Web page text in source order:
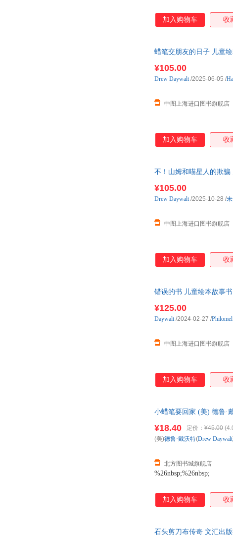
加入购物车 收
蜡笔交朋友的日子 儿童绘
¥105.00
中图上海进口图书旗舰店
Drew Daywalt/2025-06-05 /
加入购物车 收
不！山姆和喵星人的欺骗
¥105.00
中图上海进口图书旗舰店
Drew Daywalt/2025-10-28 /
加入购物车 收
错误的书 儿童绘本故事
¥125.00
中图上海进口图书旗舰店
Daywalt/2024-02-27 /
加入购物车 收
小蜡笔要回家 (美) 德鲁·
%26nbsp;%26nbsp;
¥18.40 定价： ¥45.00
北方图书城旗舰店
(美)德鲁·戴沃特(Drew Daywalt
加入购物车 收
石头剪刀布传奇 文汇出